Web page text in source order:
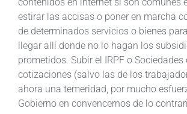
estirar las accisas o poner en marcha
de determinados servicios o bienes
llegar allí donde no lo hagan los
prometidos. Subir el IRPF o Sociedades
cotizaciones (salvo las de los
ahora una temeridad, por mucho
Gobierno en convencernos de lo